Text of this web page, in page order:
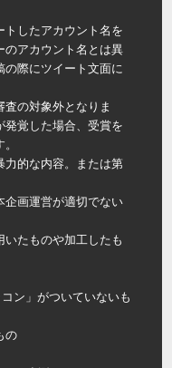
トしたアカウント名を
のアカウント名とは異
の際にツイート文面に
査の対象外となりま
発覚した場合、受賞を
力的な内容。または第
企画運営が適切でない
いたものや加工したも
ン」がついていないも
の